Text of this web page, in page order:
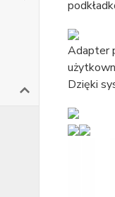
Adapter
Dzięki